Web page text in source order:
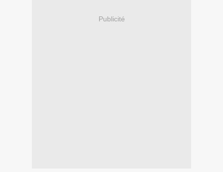
Publicité